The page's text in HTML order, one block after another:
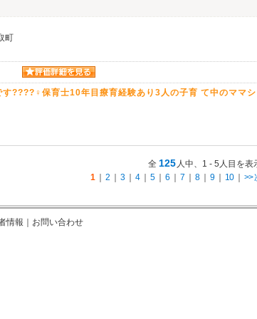
町
す????‍♀️保育士10年目療育経験あり3人の子育 て中のママシ
全 125 人中、1 - 5人目を表
1｜ 2 3｜ 4｜ 5｜ 6 7 8｜ 9｜ 10｜ >>
情報 お問い合わせ